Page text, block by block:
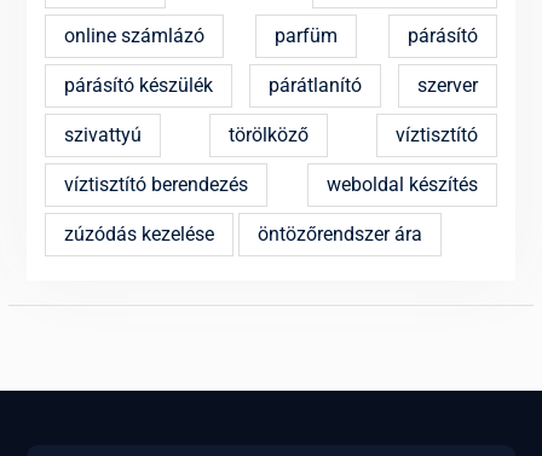
online számlázó parfüm párásító
párásító készülék párátlanító szerver
szivattyú törölköző víztisztító
víztisztító berendezés weboldal készítés
zúzódás kezelése öntözőrendszer ára